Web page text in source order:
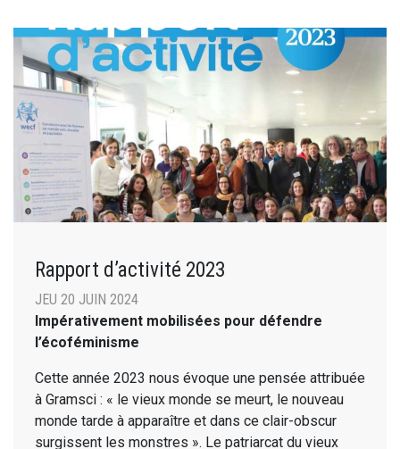
Rapport d’activité 2023
JEU 20 JUIN 2024
Impérativement mobilisées pour défendre
l’écoféminisme
Cette année 2023 nous évoque une pensée attribuée
à Gramsci : « le vieux monde se meurt, le nouveau
monde tarde à apparaître et dans ce clair-obscur
surgissent les monstres ». Le patriarcat du vieux